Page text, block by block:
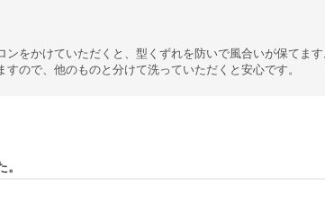
をかけていただくと、型くずれを防いで風合いが保てま
ので、他のものと分けて洗っていただくと安心です。